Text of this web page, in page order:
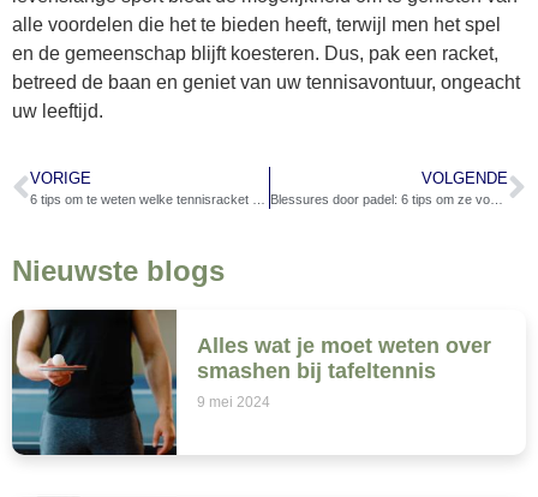
alle voordelen die het te bieden heeft, terwijl men het spel
en de gemeenschap blijft koesteren. Dus, pak een racket,
betreed de baan en geniet van uw tennisavontuur, ongeacht
uw leeftijd.
VORIGE VOLGENDE
Blessures door padel: 6 tips om ze voorkomen of te verhelpen
Nieuwste blogs
Alles wat je moet weten over
smashen bij tafeltennis
9 mei 2024